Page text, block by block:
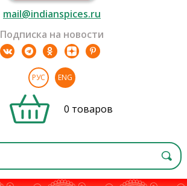
mail@indianspices.ru
Подписка на новости
РУС ENG
0 товаров